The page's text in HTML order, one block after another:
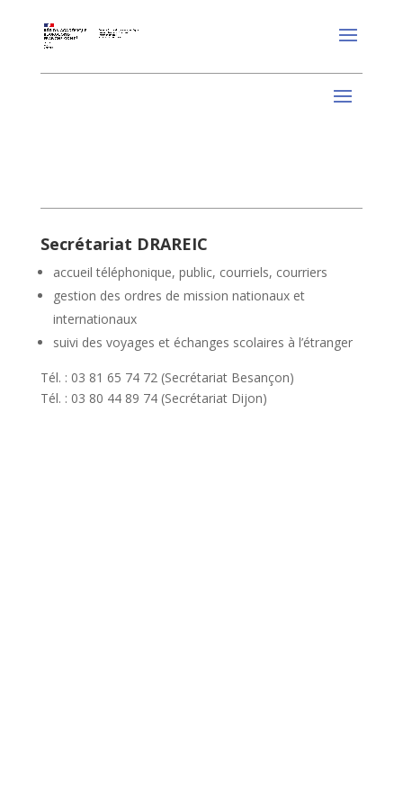
Secrétariat DRAREIC
accueil téléphonique, public, courriels, courriers
gestion des ordres de mission nationaux et
internationaux
suivi des voyages et échanges scolaires à l’étranger
Tél. : 03 81 65 74 72 (Secrétariat Besançon)
Tél. : 03 80 44 89 74 (Secrétariat Dijon)